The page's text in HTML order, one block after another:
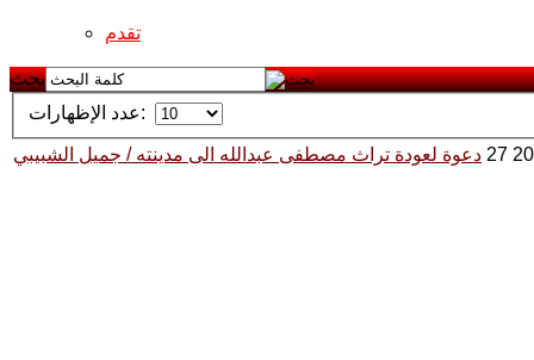
تقدم
بحث
عدد الإظهارات:
دعوة لعودة تراث مصطفى عبدالله الى مدينته / جميل الشبيبي